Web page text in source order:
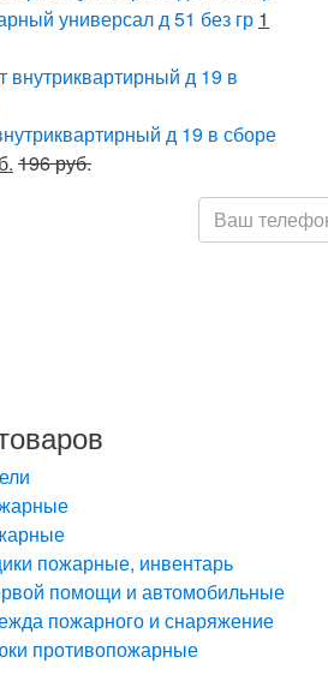
универсал д 51 без гр 1
д 19 в сборе
196 руб.
пожарные, инвентарь
помощи и автомобильные
пожарного и снаряжение
противопожарные